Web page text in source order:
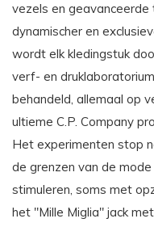
vezels en
dynamischer en
wordt elk kledingstuk
verf- en
behandeld, allemaal op
ultieme C.P. Company
Het experimenten stop
de grenzen van de
stimuleren, soms met
het "Mille Miglia" jack